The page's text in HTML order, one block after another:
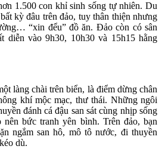
1.500 con khỉ sinh sống tự nhiên. Du
kỳ đâu trên đảo, tuy thân thiện nhưng
“xin đểu” đồ ăn. Đảo còn có sân
diễn vào 9h30, 10h30 và 15h15 hằng
làng chài trên biển, là điểm dừng chân
khí mộc mạc, thư thái. Những ngôi
đánh cá đậu san sát cùng nhịp sống
nên bức tranh yên bình. Trên đảo, bạn
ngắm san hô, mô tô nước, đi thuyền
dù.